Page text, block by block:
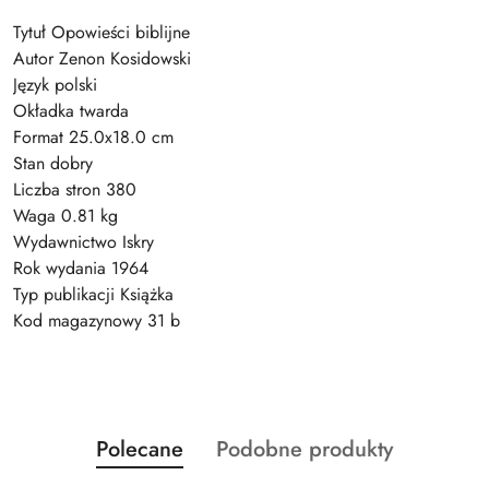
Tytuł Opowieści biblijne
Autor Zenon Kosidowski
Język polski
Okładka twarda
Format 25.0x18.0 cm
Stan dobry
Liczba stron 380
Waga 0.81 kg
Wydawnictwo Iskry
Rok wydania 1964
Typ publikacji Książka
Kod magazynowy 31 b
Pomiń karuzelę produktów
Produkty
o
Polecane
Produkty
Podobne produkty